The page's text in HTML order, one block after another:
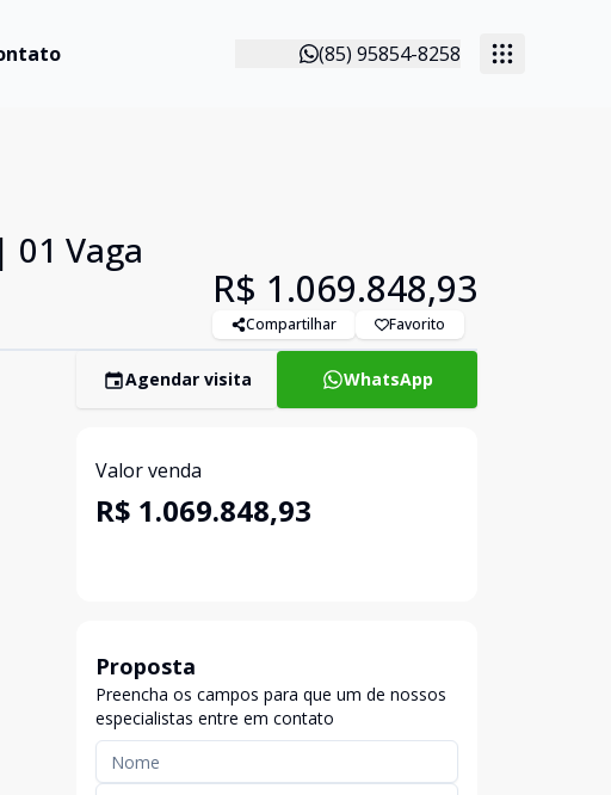
(85) 95854-8258
01 Vaga
R$ 1.069.848,93
Compartilhar Favorito
Agendar visita WhatsApp
Valor venda
R$ 1.069.848,93
Proposta
Preencha os campos para que um de nossos
especialistas entre em contato